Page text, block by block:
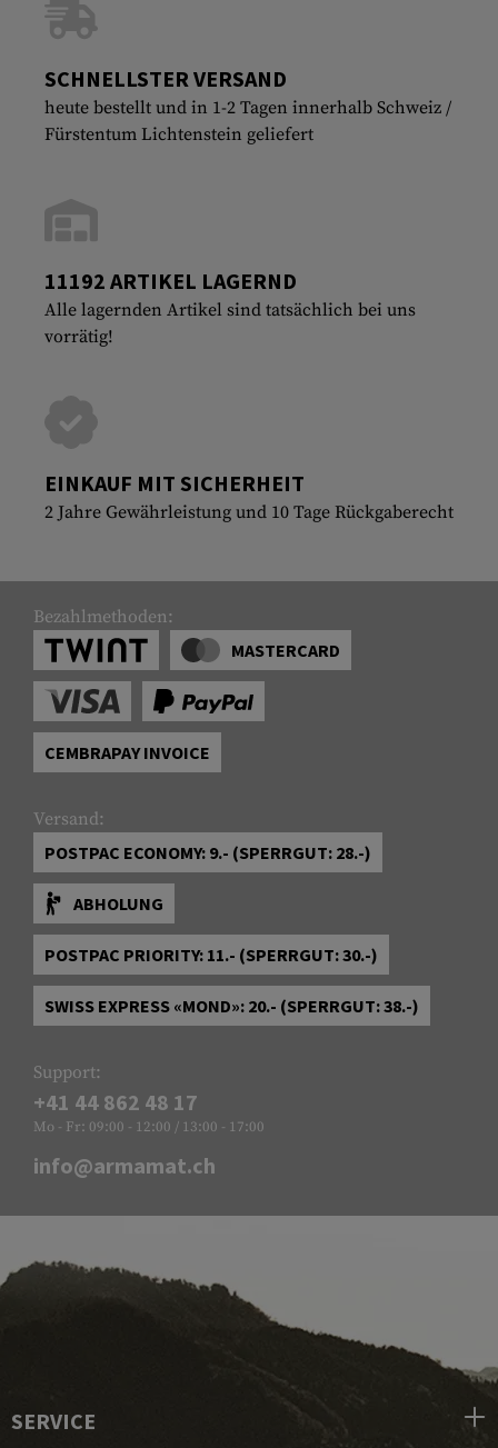
SCHNELLSTER VERSAND
heute bestellt und in 1-2 Tagen innerhalb Schweiz /
Fürstentum Lichtenstein geliefert
11192 ARTIKEL LAGERND
Alle lagernden Artikel sind tatsächlich bei uns
vorrätig!
EINKAUF MIT SICHERHEIT
2 Jahre Gewährleistung und 10 Tage Rückgaberecht
Bezahlmethoden:
MASTERCARD
CEMBRAPAY INVOICE
Versand:
POSTPAC ECONOMY: 9.- (SPERRGUT: 28.-)
ABHOLUNG
POSTPAC PRIORITY: 11.- (SPERRGUT: 30.-)
SWISS EXPRESS «MOND»: 20.- (SPERRGUT: 38.-)
Support:
+41 44 862 48 17
Mo - Fr: 09:00 - 12:00 / 13:00 - 17:00
info@armamat.ch
SERVICE